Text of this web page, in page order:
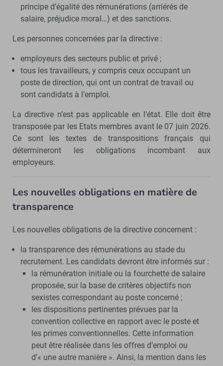
principe d’égalité des rémunérations (arriérés de
salaire, préjudice moral…) et des sanctions.
Les personnes concernées par la directive :
employeurs des secteurs public et privé ;
tous les travailleurs, y compris ceux occupant un
poste de direction, qui ont un contrat de travail ou
sont candidats à l’emploi.
La directive n’est pas applicable en l’état. Elle doit être
transposée par les Etats membres avant le 07 juin 2026.
Ce sont les textes de transpositions français qui
détermineront les obligations incombant aux
employeurs.
Les nouvelles obligations en matière de
transparence
Les nouvelles obligations de la directive concernent :
la transparence des rémunérations au stade du
recrutement. Les candidats devront être informés sur :
la rémunération initiale ou la fourchette de salaire
proposée, sur la base de critères objectifs non
sexistes correspondant au poste concerné ;
les dispositions pertinentes prévues par la
convention collective en rapport avec le poste et
les primes conventionnelles. Cette information
peut être réalisée dans les offres d’emploi ou
d’« une autre manière ». Ainsi, la mention dans les